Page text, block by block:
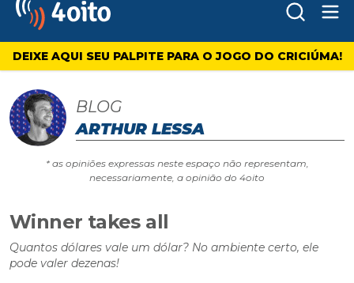
4oito
DEIXE AQUI SEU PALPITE PARA O JOGO DO CRICIÚMA!
BLOG
ARTHUR LESSA
* as opiniões expressas neste espaço não representam,
necessariamente, a opinião do 4oito
Winner takes all
Quantos dólares vale um dólar? No ambiente certo, ele
pode valer dezenas!